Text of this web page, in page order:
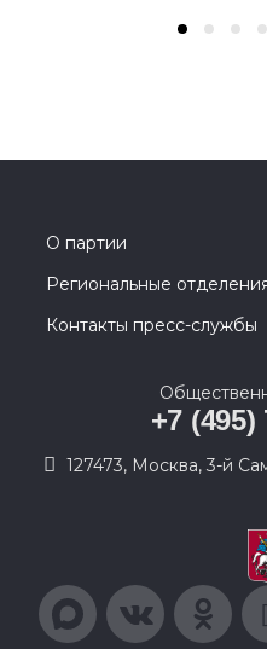
О партии
Региональные
Контакты пресс-службы
+7 (495)
127473, Москва, 3-й